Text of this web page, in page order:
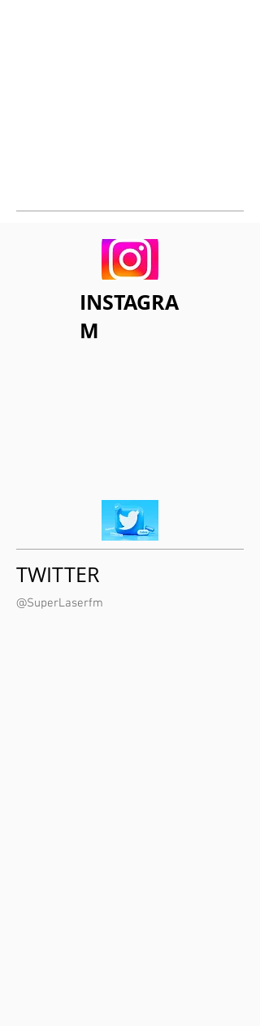
INSTAGRA
M
TWITTER
@SuperLaserfm